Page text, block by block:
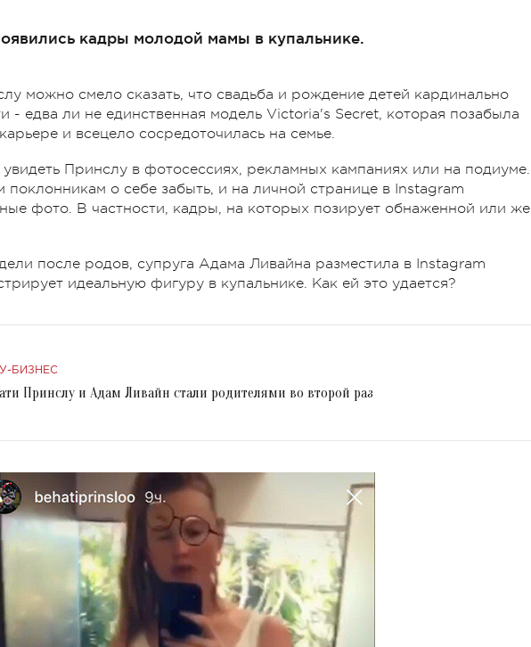
кадры молодой мамы в купальнике.
можно смело сказать, что свадьба и рождение детей кардинально
- едва ли не единственная модель Victoria's Secret, которая позабыла
и всецело сосредоточилась на семье.
Принслу в фотосессиях, рекламных кампаниях или на подиуме.
поклонникам о себе забыть, и на личной странице в Instagram
фото. В частности, кадры, на которых позирует обнаженной или же
после родов, супруга Адама Ливайна разместила в Instagram
идеальную фигуру в купальнике. Как ей это удается?
БИЗНЕС
Принслу и Адам Ливайн стали родителями во второй раз